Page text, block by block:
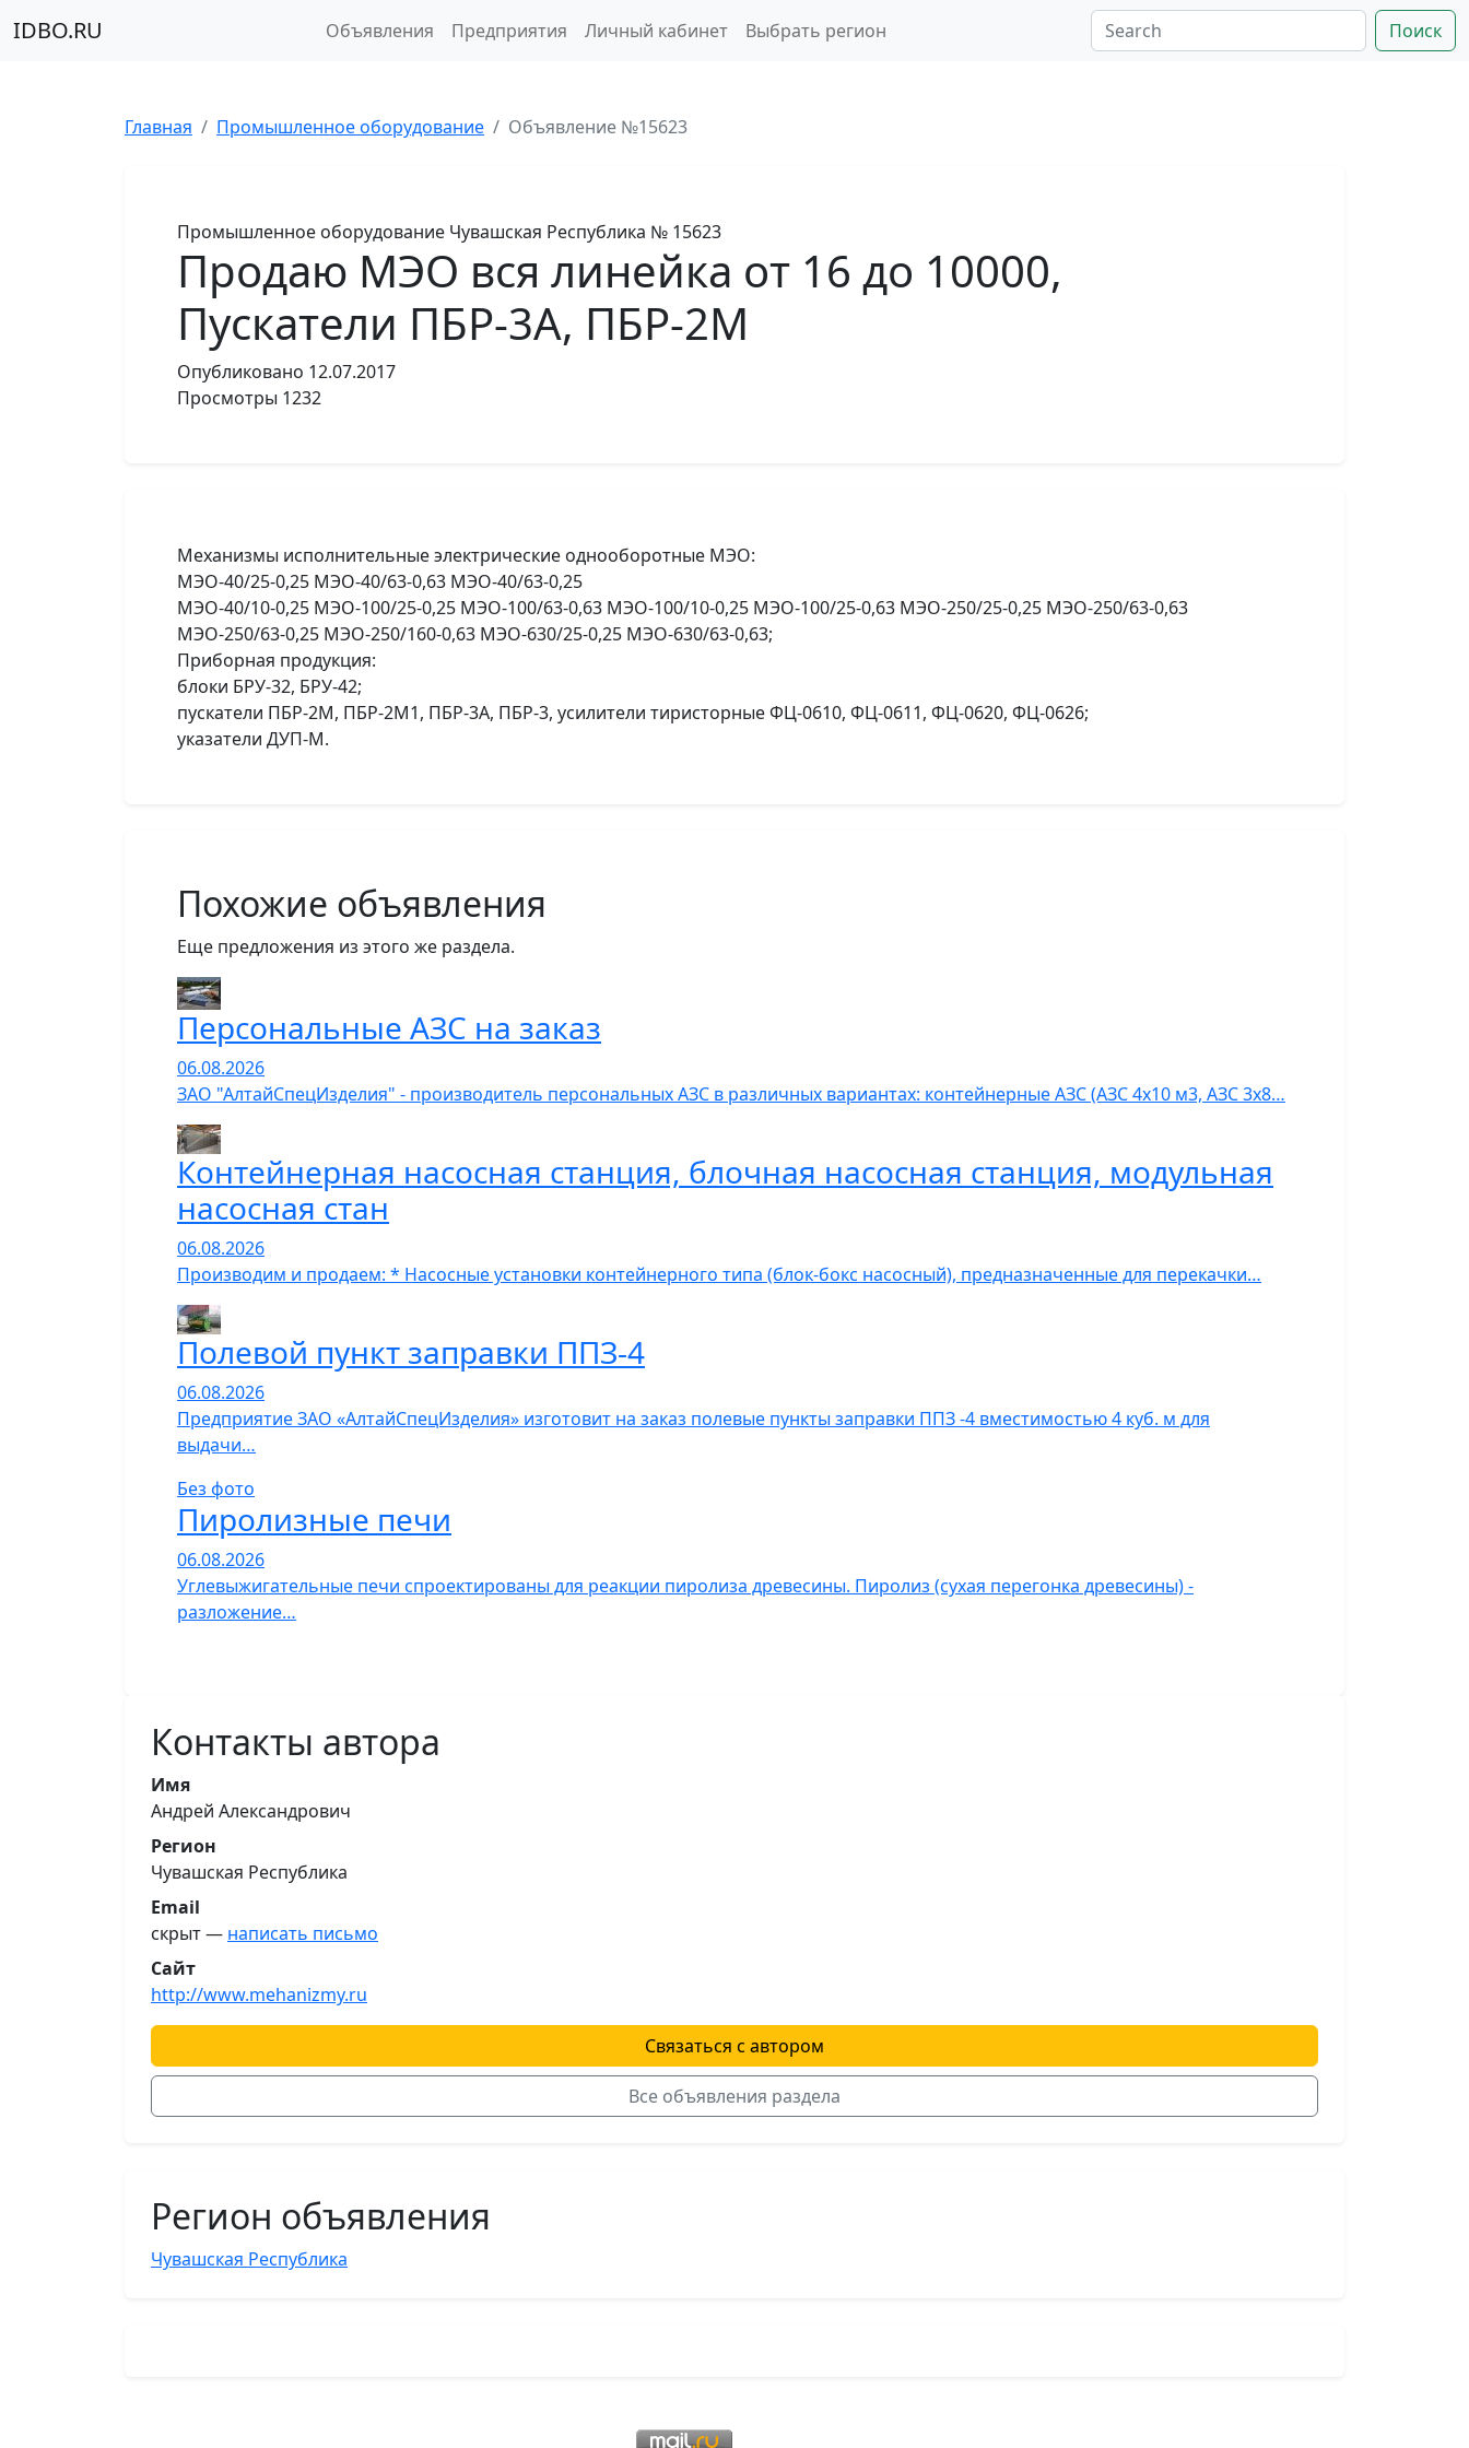
IDBO.RU Объявления Предприятия Личный кабинет Выбрать регион Поиск
Главная Промышленное оборудование Объявление №15623
Промышленное оборудование Чувашская Республика № 15623
Продаю МЭО вся линейка от 16 до 10000,
Пускатели ПБР-3А, ПБР-2М
Опубликовано 12.07.2017
Просмотры 1232
Механизмы исполнительные электрические однооборотные МЭО:
МЭО-40/25-0,25 МЭО-40/63-0,63 МЭО-40/63-0,25
МЭО-40/10-0,25 МЭО-100/25-0,25 МЭО-100/63-0,63 МЭО-100/10-0,25 МЭО-100/25-0,63 МЭО-250/25-0,25 МЭО-250/63-0,63
МЭО-250/63-0,25 МЭО-250/160-0,63 МЭО-630/25-0,25 МЭО-630/63-0,63;
Приборная продукция:
блоки БРУ-32, БРУ-42;
пускатели ПБР-2М, ПБР-2М1, ПБР-3А, ПБР-3, усилители тиристорные ФЦ-0610, ФЦ-0611, ФЦ-0620, ФЦ-0626;
указатели ДУП-М.
Похожие объявления
Еще предложения из этого же раздела.
Персональные АЗС на заказ
06.08.2026
ЗАО "АлтайСпецИзделия" - производитель персональных АЗС в различных вариантах: контейнерные АЗС (АЗС 4х10 м3, АЗС 3х8…
Контейнерная насосная станция, блочная насосная станция, модульная
насосная стан
06.08.2026
Производим и продаем: * Насосные установки контейнерного типа (блок-бокс насосный), предназначенные для перекачки…
Полевой пункт заправки ППЗ-4
06.08.2026
Предприятие ЗАО «АлтайСпецИзделия» изготовит на заказ полевые пункты заправки ППЗ -4 вместимостью 4 куб. м для
выдачи…
Без фото
Пиролизные печи
06.08.2026
Углевыжигательные печи спроектированы для реакции пиролиза древесины. Пиролиз (сухая перегонка древесины) -
разложение…
Контакты автора
Имя
Андрей Александрович
Регион
Чувашская Республика
Email
скрыт — написать письмо
Сайт
http://www.mehanizmy.ru
Связаться с автором
Все объявления раздела
Регион объявления
Чувашская Республика